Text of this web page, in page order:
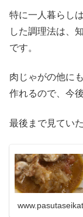
特に一人暮らし
した調理法は、
です。
肉じゃがの他に
作れるので、今
最後まで見てい